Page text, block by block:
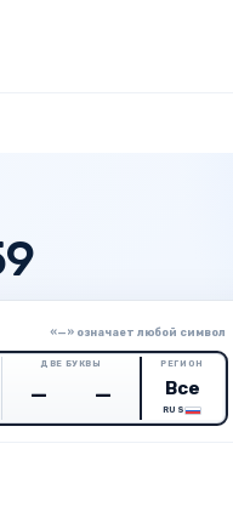
«—» означает любой символ
ДВЕ БУКВЫ РЕГИОН
RUS